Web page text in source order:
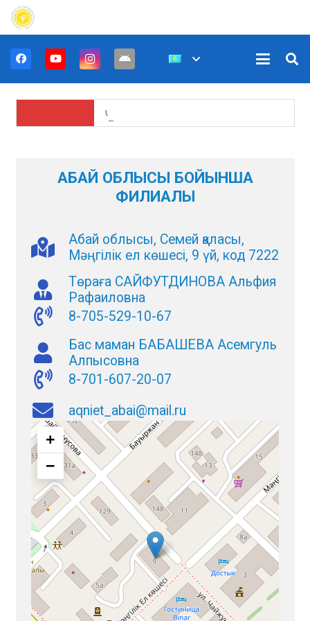
Untitled
АБАЙ ОБЛЫСЫ БОЙЫНША
ФИЛИАЛЫ
Абай облысы, Семей қаласы,
Мәңгілік ел көшесі, 9 үй, код 7222
Төраға САЙФУТДИНОВА Альфия
Рафаиловна
8-705-529-10-67
Бас маман БАБАШЕВА Асемгуль
Алпысовна
8-701-607-20-07
aqniet_abai@mail.ru
+
−